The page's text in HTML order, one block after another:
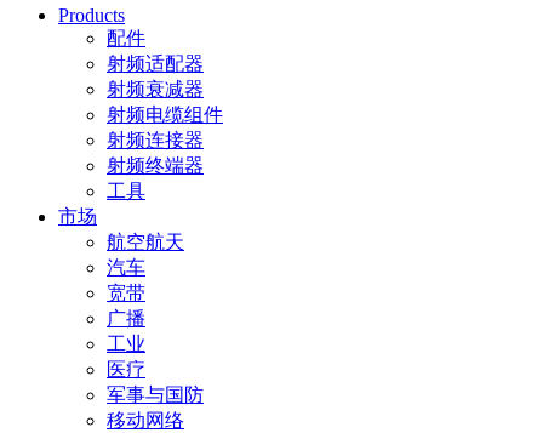
Products
配件
射频适配器
射频衰减器
射频电缆组件
射频连接器
射频终端器
工具
市场
航空航天
汽车
宽带
广播
工业
医疗
军事与国防
移动网络